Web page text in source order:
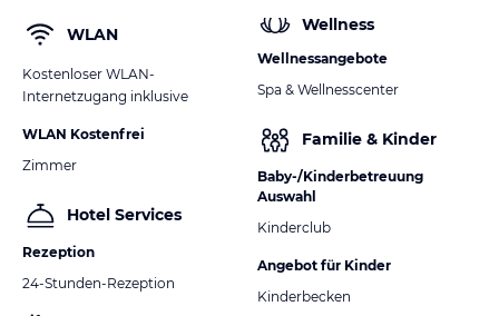
WLAN
Kostenloser WLAN-
Internetzugang inklusive
WLAN Kostenfrei
Zimmer
Hotel Services
Rezeption
24-Stunden-Rezeption
Wellness
Wellnessangebote
Spa & Wellnesscenter
Familie & Kinder
Baby-/Kinderbetreuung
Auswahl
Kinderclub
Angebot für Kinder
Kinderbecken